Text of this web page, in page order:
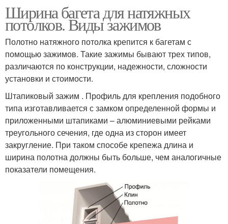
Ширина багета для натяжных
потолков. Виды зажимов
Полотно натяжного потолка крепится к багетам с
помощью зажимов. Такие зажимы бывают трех типов,
различаются по конструкции, надежности, сложности
установки и стоимости.
Штапиковый зажим . Профиль для крепления подобного
типа изготавливается с замком определенной формы и
приложенными штапиками – алюминиевыми рейками
треугольного сечения, где одна из сторон имеет
закругление. При таком способе крепежа длина и
ширина полотна должны быть больше, чем аналогичные
показатели помещения.